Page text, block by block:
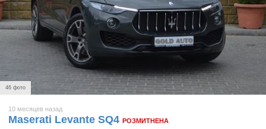
46 фото
10 месяцев назад
Maserati Levante SQ4 РОЗМИТНЕНА